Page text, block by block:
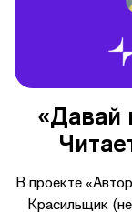
«Давай
В проекте
Красильщик